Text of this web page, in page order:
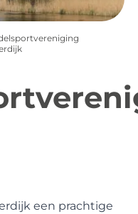
een prachtige